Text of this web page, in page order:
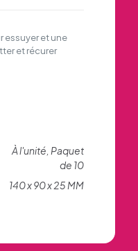
essuyer et une
et récurer
À l'unité, Paquet
de 10
140 x 90 x 25 MM